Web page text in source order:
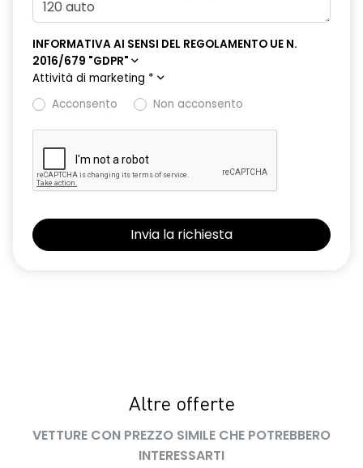
INFORMATIVA AI SENSI DEL REGOLAMENTO UE N.
2016/679 "GDPR"
Attività di marketing *
Acconsento
Non acconsento
Altre offerte
VETTURE CON PREZZO SIMILE CHE POTREBBERO
INTERESSARTI